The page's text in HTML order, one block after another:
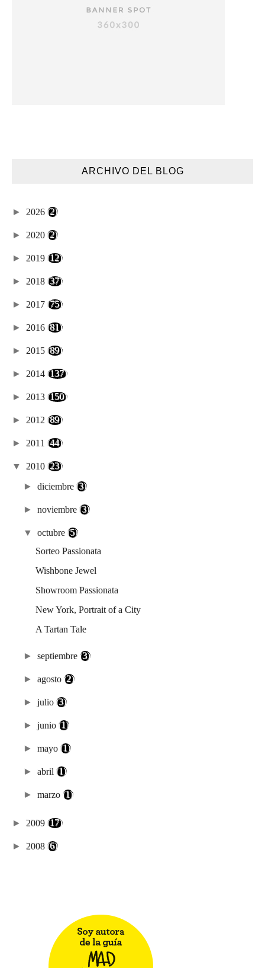
ARCHIVO DEL BLOG
► 2026 (2)
► 2020 (2)
► 2019 (12)
► 2018 (37)
► 2017 (75)
► 2016 (81)
► 2015 (89)
► 2014 (137)
► 2013 (150)
► 2012 (89)
► 2011 (44)
▼ 2010 (23)
►diciembre(3)
►noviembre(3)
▼octubre(5)
Sorteo Passionata
Wishbone Jewel
Showroom Passionata
New York, Portrait of a City
A Tartan Tale
►septiembre(3)
►agosto(2)
►julio(3)
►junio(1)
►mayo(1)
►abril(1)
►marzo(1)
► 2009 (17)
► 2008 (6)